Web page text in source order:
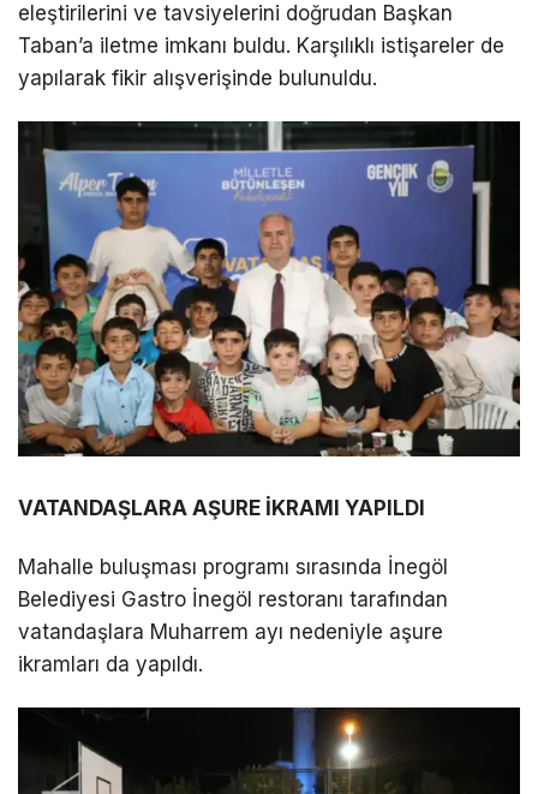
eleştirilerini ve tavsiyelerini doğrudan Başkan
Taban’a iletme imkanı buldu. Karşılıklı istişareler de
yapılarak fikir alışverişinde bulunuldu.
VATANDAŞLARA AŞURE İKRAMI YAPILDI
Mahalle buluşması programı sırasında İnegöl
Belediyesi Gastro İnegöl restoranı tarafından
vatandaşlara Muharrem ayı nedeniyle aşure
ikramları da yapıldı.